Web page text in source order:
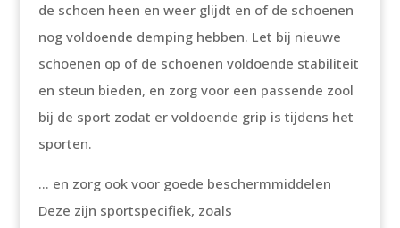
de schoen heen en weer glijdt en of de schoenen
nog voldoende demping hebben. Let bij nieuwe
schoenen op of de schoenen voldoende stabiliteit
en steun bieden, en zorg voor een passende zool
bij de sport zodat er voldoende grip is tijdens het
sporten.
… en zorg ook voor goede beschermmiddelen
Deze zijn sportspecifiek, zoals